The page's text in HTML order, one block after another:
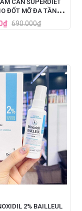
CÂN SUPERDIET
ĐỐT MỠ ĐA TẦNG
PHÁP
690.000₫
2% BAILLEUL